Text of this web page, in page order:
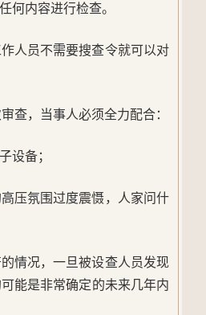
何内容进行检查。
人员不需要搜查令就可以对
查，当事人必须全力配合：
设备；
压氛围过度震慑，人家问什
情况，一旦被设查人员发现
能是非常确定的未来几年内